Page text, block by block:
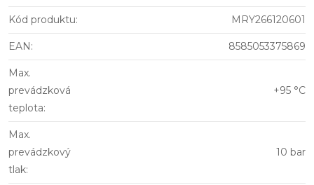
Kód produktu: MRY266120601
EAN: 8585053375869
Max.
prevádzková
teplota:
+95 °C
Max.
prevádzkový
tlak:
10 bar